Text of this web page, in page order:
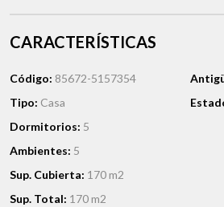
CARACTERÍSTICAS
Código: 85672-5157354
Tipo: Casa
Dormitorios: 5
Ambientes: 5
Sup. Cubierta: 170 m2
Sup. Total: 170 m2